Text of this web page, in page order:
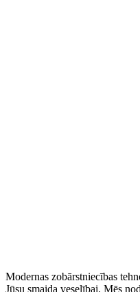
Modernas zobārstniecības
Jūsu smaida veselībai. Mēs